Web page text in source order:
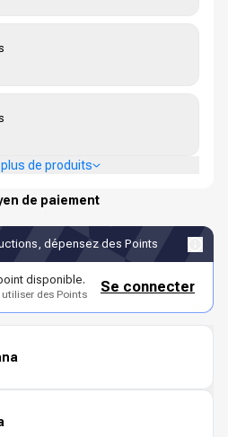
de produits
de paiement
dépensez des Points
disponible.
des Points Se connecter